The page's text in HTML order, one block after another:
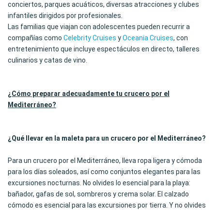
conciertos, parques acuáticos, diversas atracciones y clubes
infantiles dirigidos por profesionales.
Las familias que viajan con adolescentes pueden recurrir a
compañías como Celebrity Cruises yOceania Cruises, con
entretenimiento que incluye espectáculos en directo, talleres
culinarios y catas de vino.
¿Cómo preparar adecuadamente tu crucero por el
Mediterráneo?
¿Qué llevar en la maleta para un crucero por el Mediterráneo?
Para un crucero por el Mediterráneo, lleva ropa ligera y cómoda
para los días soleados, así como conjuntos elegantes para las
excursiones nocturnas. No olvides lo esencial para la playa:
bañador, gafas de sol, sombreros y crema solar. El calzado
cómodo es esencial para las excursiones por tierra. Y no olvides